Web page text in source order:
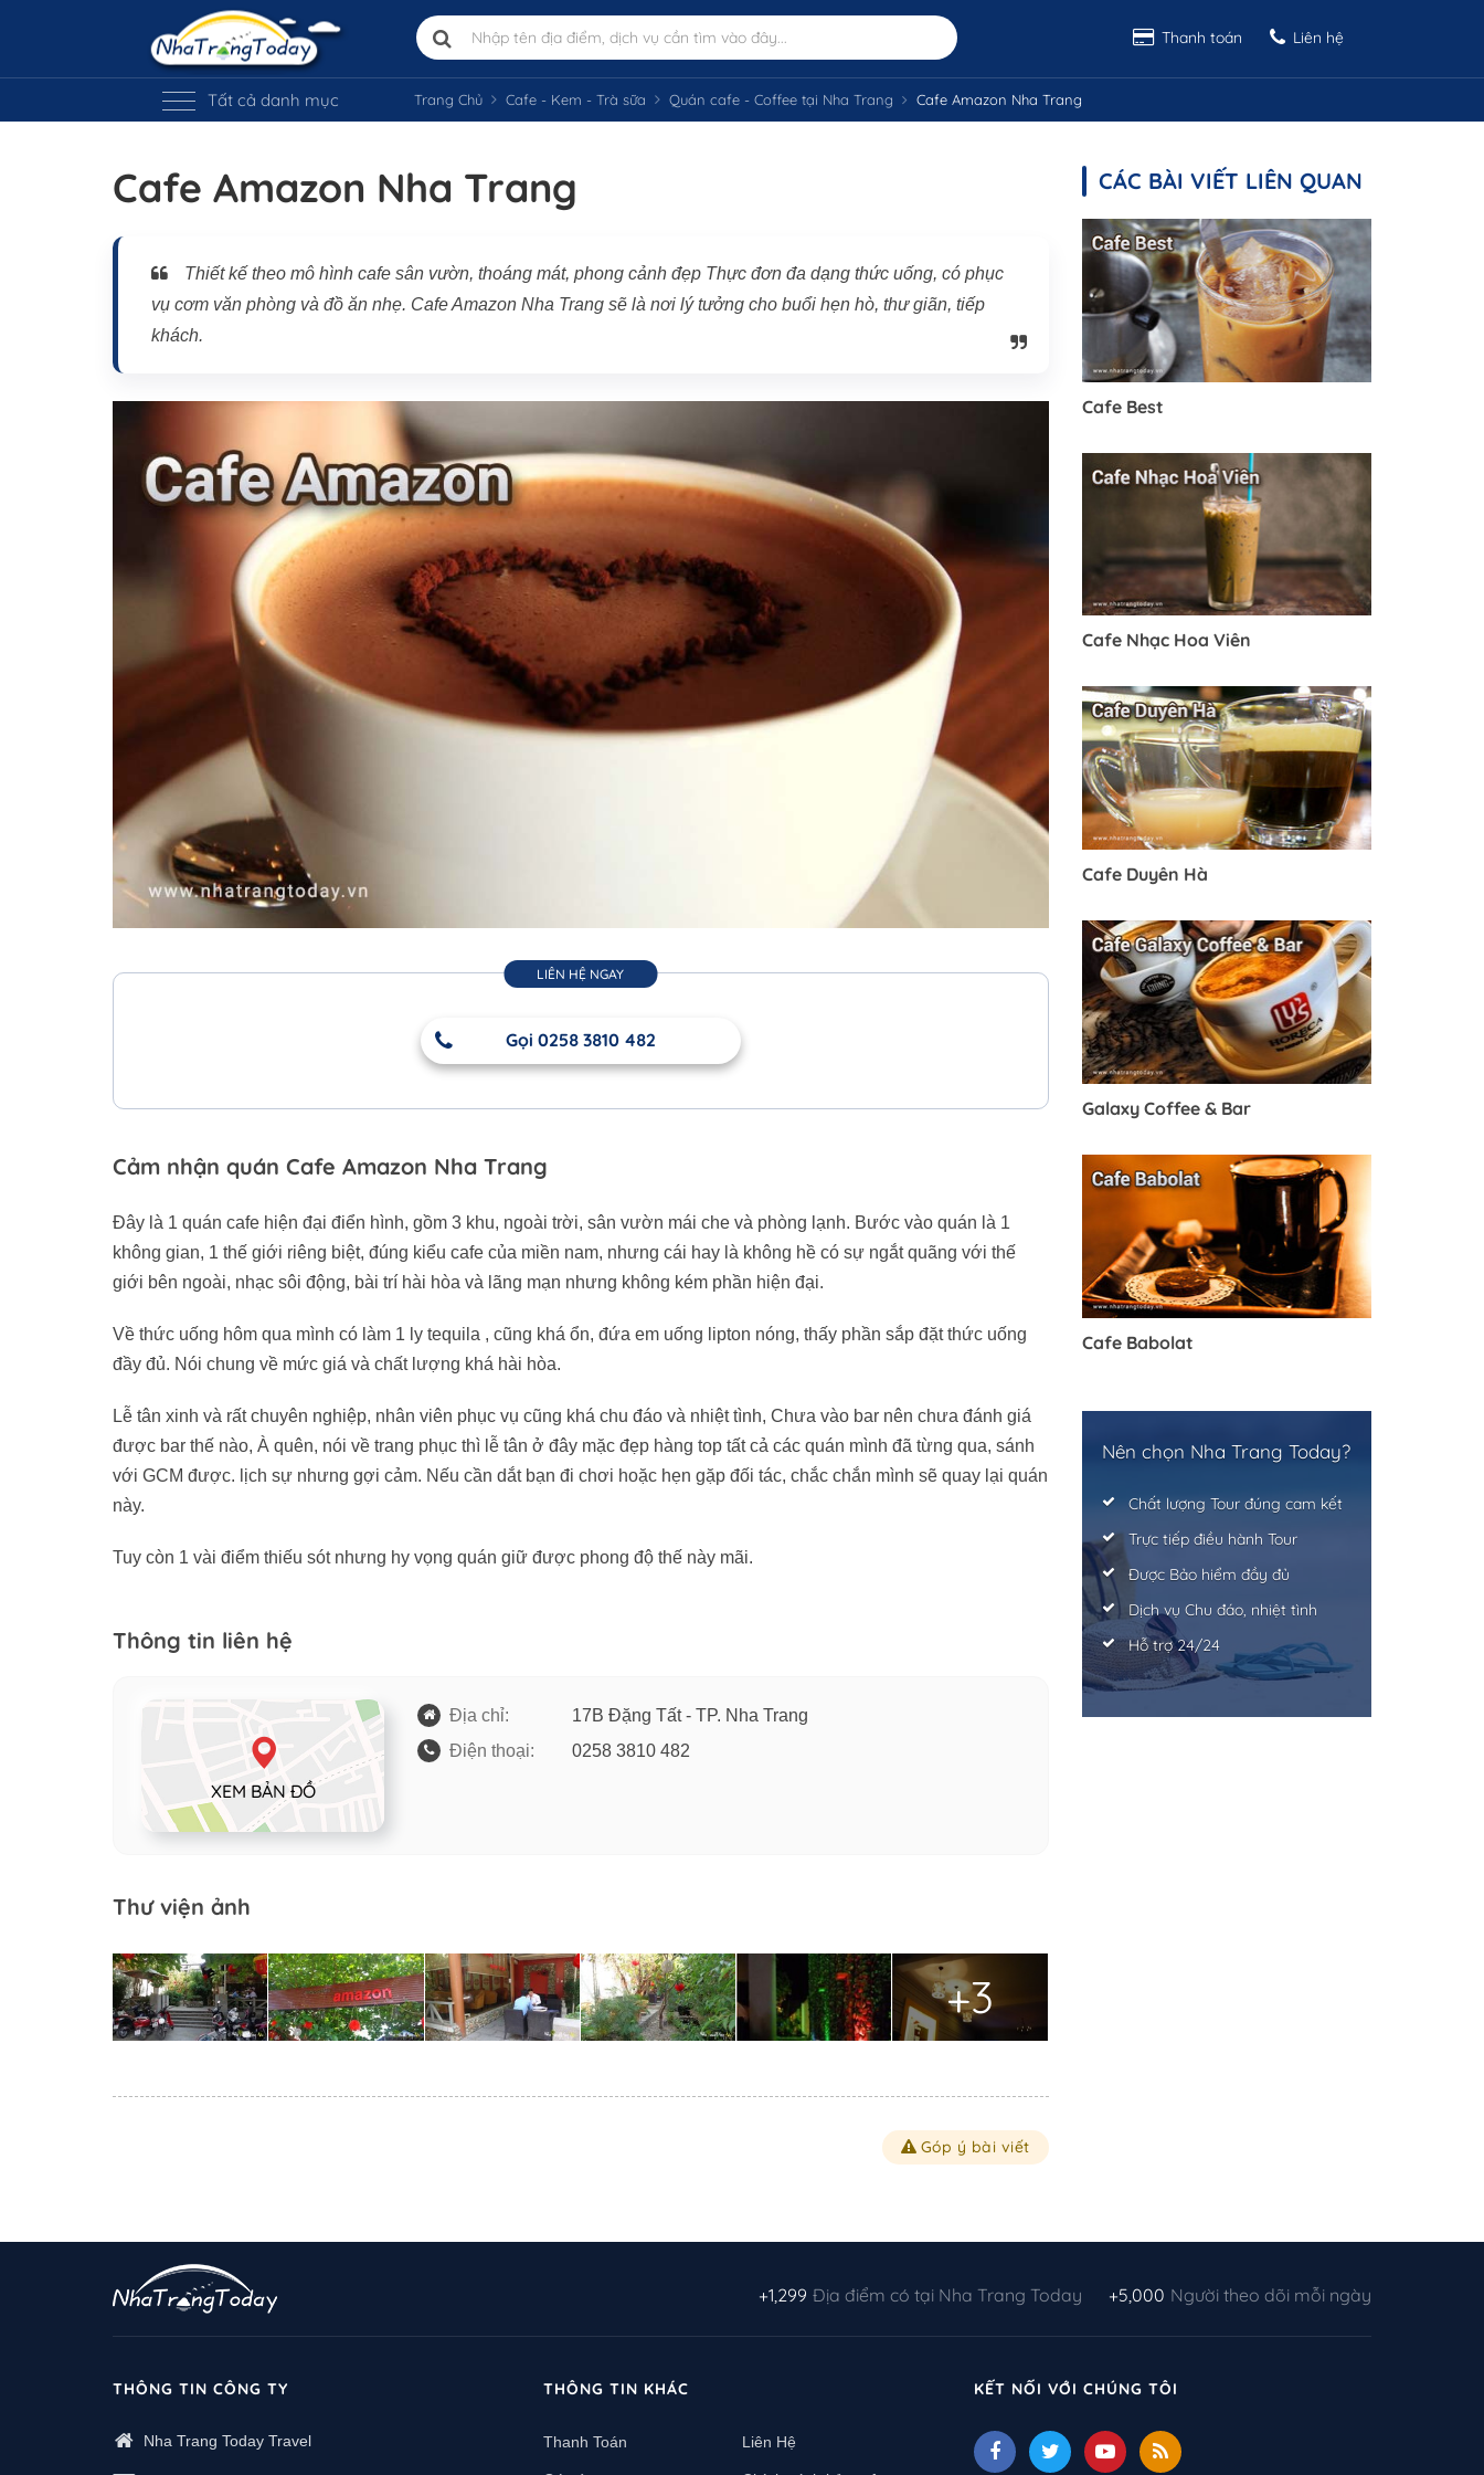
Thanh toán Liên hệ
Tất cả danh mục Trang Chủ Cafe - Kem - Trà sữa Quán cafe - Coffee tại Nha Trang Cafe Amazon Nha Trang
Cafe Amazon Nha Trang
Thiết kế theo mô hình cafe sân vườn, thoáng mát, phong cảnh đẹp Thực đơn đa dạng thức uống, có phục
vụ cơm văn phòng và đồ ăn nhẹ. Cafe Amazon Nha Trang sẽ là nơi lý tưởng cho buổi hẹn hò, thư giãn, tiếp
khách.
LIÊN HỆ NGAY
Gọi 0258 3810 482
Cảm nhận quán Cafe Amazon Nha Trang
Đây là 1 quán cafe hiện đại điển hình, gồm 3 khu, ngoài trời, sân vườn mái che và phòng lạnh. Bước vào quán là 1
không gian, 1 thế giới riêng biệt, đúng kiểu cafe của miền nam, nhưng cái hay là không hề có sự ngắt quãng với thế
giới bên ngoài, nhạc sôi động, bài trí hài hòa và lãng mạn nhưng không kém phần hiện đại.
Về thức uống hôm qua mình có làm 1 ly tequila , cũng khá ổn, đứa em uống lipton nóng, thấy phần sắp đặt thức uống
đầy đủ. Nói chung về mức giá và chất lượng khá hài hòa.
Lễ tân xinh và rất chuyên nghiệp, nhân viên phục vụ cũng khá chu đáo và nhiệt tình, Chưa vào bar nên chưa đánh giá
được bar thế nào, À quên, nói về trang phục thì lễ tân ở đây mặc đẹp hàng top tất cả các quán mình đã từng qua, sánh
với GCM được. lịch sự nhưng gợi cảm. Nếu cần dắt bạn đi chơi hoặc hẹn gặp đối tác, chắc chắn mình sẽ quay lại quán
này.
Tuy còn 1 vài điểm thiếu sót nhưng hy vọng quán giữ được phong độ thế này mãi.
Thông tin liên hệ
XEM BẢN ĐỒ
Địa chỉ:
17B Đặng Tất - TP. Nha Trang
Điện thoại:
0258 3810 482
Vị trí trên bản đồ
Thư viện ảnh
+3
Góp ý bài viết
CÁC BÀI VIẾT LIÊN QUAN
Cafe Best
Cafe Nhạc Hoa Viên
Cafe Duyên Hà
Galaxy Coffee & Bar
Cafe Babolat
Nên chọn Nha Trang Today?
Chất lượng Tour đúng cam kết
Trực tiếp điều hành Tour
Được Bảo hiểm đầy đủ
Dịch vụ Chu đáo, nhiệt tình
Hỗ trợ 24/24
+1,299 Địa điểm có tại Nha Trang Today +5,000 Người theo dõi mỗi ngày
THÔNG TIN CÔNG TY
Nha Trang Today Travel
THÔNG TIN KHÁC
Thanh Toán Liên Hệ
KẾT NỐI VỚI CHÚNG TÔI